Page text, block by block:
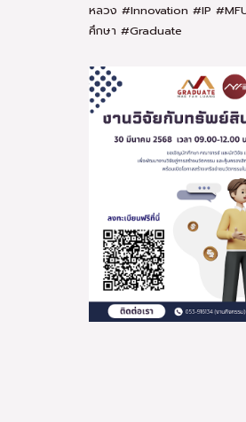
หลวง #Innovation #IP
ศึกษา #Graduate